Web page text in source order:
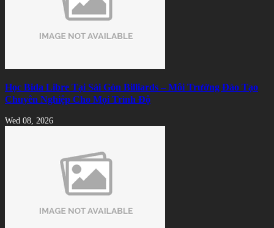
Học Bida Libre Tại Sài Gòn Billiards – Môi Trường Đào Tạo
Chuyên Nghiệp Cho Mọi Trình Độ
Wed 08, 2026